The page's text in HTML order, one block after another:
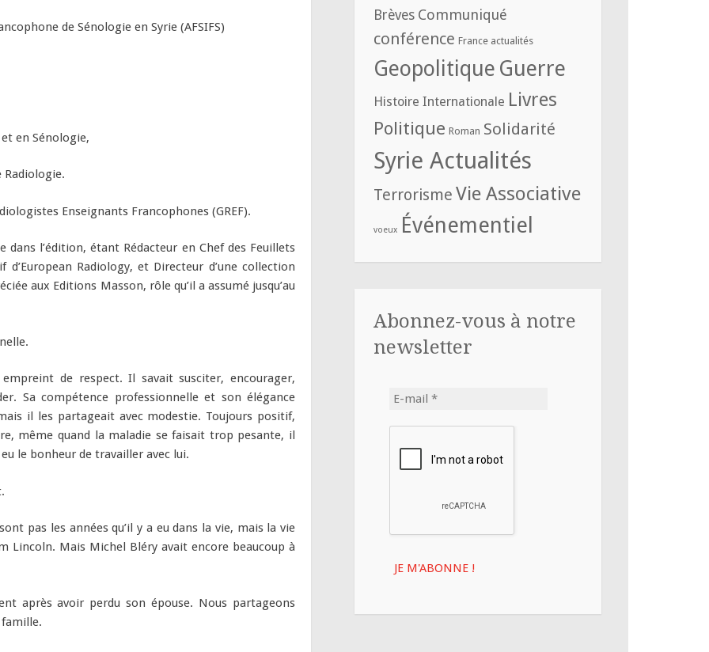
de Sénologie en Syrie (AFSIFS)
en Sénologie,
Radiologie.
Enseignants Francophones (GREF).
l’édition, étant Rédacteur en Chef des Feuillets
Radiology, et Directeur d’une collection
aux Editions Masson, rôle qu’il a assumé jusqu’au
de respect. Il savait susciter, encourager,
Sa compétence professionnelle et son élégance
il les partageait avec modestie. Toujours positif,
même quand la maladie se faisait trop pesante, il
le bonheur de travailler avec lui.
pas les années qu’il y a eu dans la vie, mais la vie
Lincoln. Mais Michel Bléry avait encore beaucoup à
après avoir perdu son épouse. Nous partageons
Brèves Communiqué
conférence France actualités
Geopolitique Guerre
Histoire Internationale Livres
Politique Roman Solidarité
Syrie Actualités
Terrorisme Vie Associative
voeux Événementiel
Abonnez-vous à notre
newsletter